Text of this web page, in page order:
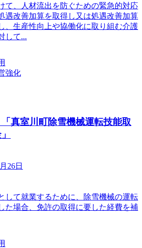
て、人材流出を防ぐための緊急的対応
遇改善加算を取得し又は処遇改善加算
、生産性向上や協働化に取り組む介護
して...
強化
真室川町除雪機械運転技能取
26日
して就業するために、除雪機械の運転
た場合、免許の取得に要した経費を補